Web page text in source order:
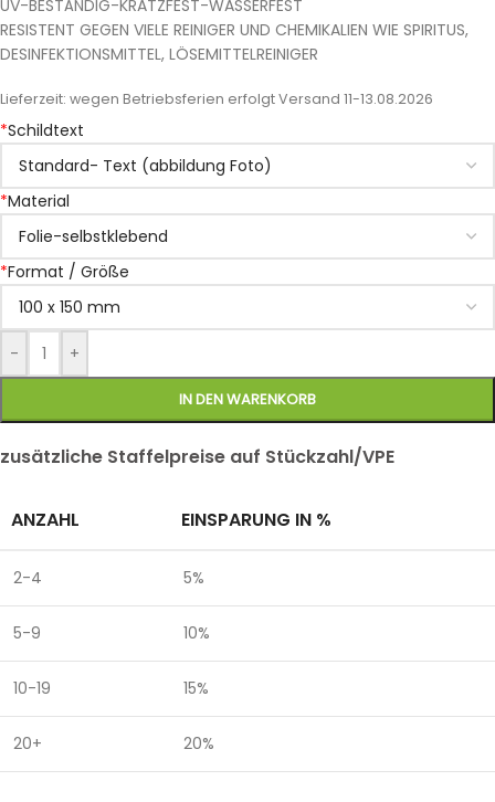
UV-BESTÄNDIG-KRATZFEST-WASSERFEST
RESISTENT GEGEN VIELE REINIGER UND CHEMIKALIEN WIE SPIRITUS,
DESINFEKTIONSMITTEL, LÖSEMITTELREINIGER
Lieferzeit: wegen Betriebsferien erfolgt Versand 11-13.08.2026
*Schildtext
*Material
*Format / Größe
- +
IN DEN WARENKORB
zusätzliche Staffelpreise auf Stückzahl/VPE
ANZAHL EINSPARUNG IN %
2-4 5%
5-9 10%
10-19 15%
20+ 20%